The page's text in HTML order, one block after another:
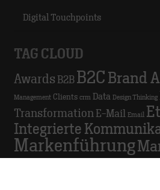
Digital Touchpoints
TAG CLOUD
Awards B2B B2C Brand
Management Clients crm Data Design Thinking
Transformation E-Mail Email
Integrierte
Markenführung